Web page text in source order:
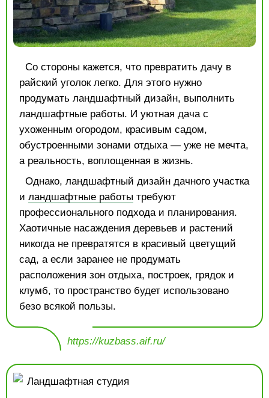
Со стороны кажется, что превратить дачу в
райский уголок легко. Для этого нужно
продумать ландшафтный дизайн, выполнить
ландшафтные работы. И уютная дача с
ухоженным огородом, красивым садом,
обустроенными зонами отдыха — уже не мечта,
а реальность, воплощенная в жизнь.
Однако, ландшафтный дизайн дачного участка
и ландшафтные работы требуют
профессионального подхода и планирования.
Хаотичные насаждения деревьев и растений
никогда не превратятся в красивый цветущий
сад, а если заранее не продумать
расположения зон отдыха, построек, грядок и
клумб, то пространство будет использовано
безо всякой пользы.
https://kuzbass.aif.ru/